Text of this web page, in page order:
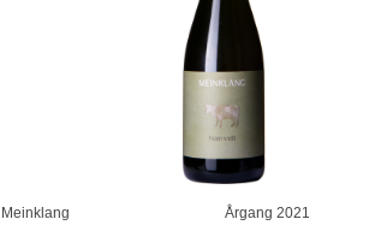
Meinklang Årgang 2021